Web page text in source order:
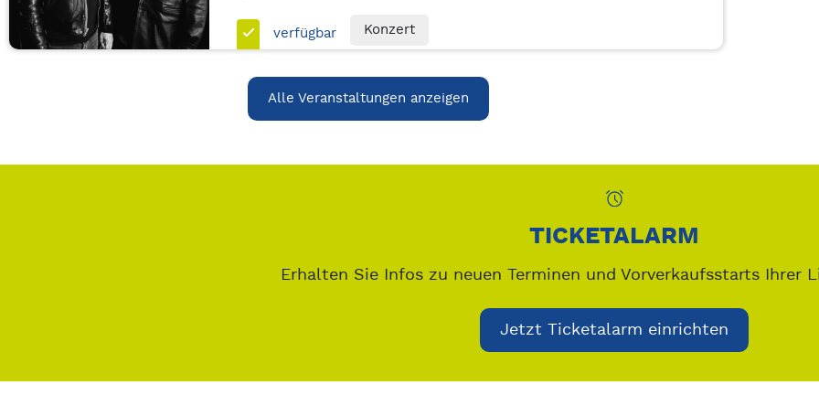
verfügbar Konzert
Alle Veranstaltungen anzeigen
TICKETALARM
Erhalten Sie Infos zu neuen Terminen und Vorverkaufsstarts Ihrer
Jetzt Ticketalarm einrichten